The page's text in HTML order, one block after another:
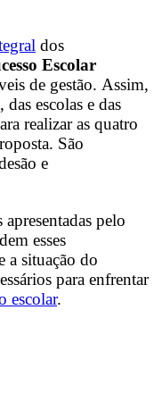
dos
Escolar
de gestão. Assim,
das escolas e das
realizar as quatro
São
e
pelo
esses
a situação do
para enfrentar
escolar.